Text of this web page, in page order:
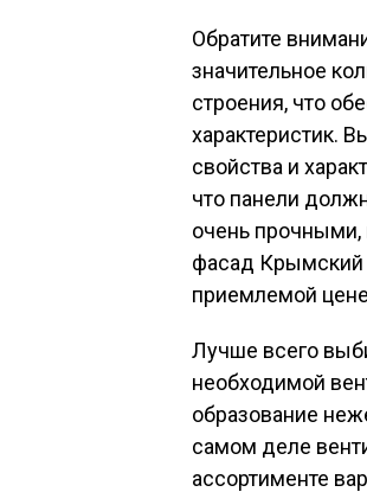
Обратите
значительное
строения, что
характеристик.
свойства и
что панели
очень
фасад Крымский
приемлемой
Лучше всего
необходимой
образование
самом деле
ассортименте